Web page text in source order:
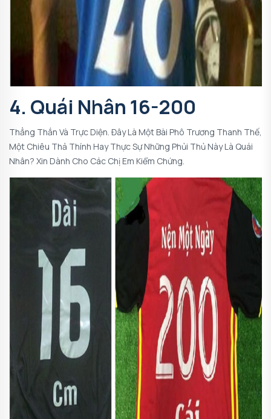
4. Quái Nhân 16-200
Thẳng Thắn Và Trực Diện. Đây Là Một Bài Phô Trương Thanh Thế,
Một Chiêu Thả Thính Hay Thực Sự Những Phủi Thủ Này Là Quái
Nhân? Xin Dành Cho Các Chị Em Kiểm Chứng.